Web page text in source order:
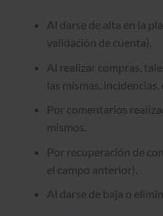
Al darse de alta en la
validación de cuenta).
Al realizar compras,
las mismas,
Por comentarios
mismos.
Por recuperación de
el campo anterior).
Al darse de baja o